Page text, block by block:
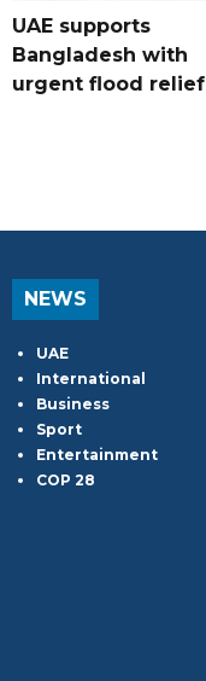
UAE supports
Bangladesh with
urgent flood relief
NEWS
UAE
International
Business
Sport
Entertainment
COP 28